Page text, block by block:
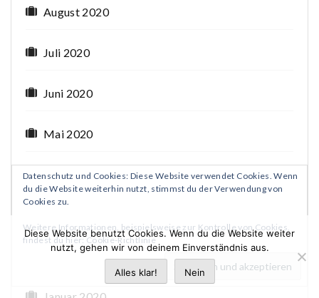
August 2020
Juli 2020
Juni 2020
Mai 2020
April 2020
Februar 2020
Datenschutz und Cookies: Diese Website verwendet Cookies. Wenn
du die Website weiterhin nutzt, stimmst du der Verwendung von
Cookies zu.
Weitere Informationen, beispielsweise zur Kontrolle von Cookies,
findest du hier:Cookie-Richtlinie
Diese Website benutzt Cookies. Wenn du die Website weiter
nutzt, gehen wir von deinem Einverständnis aus.
Alles klar! Nein